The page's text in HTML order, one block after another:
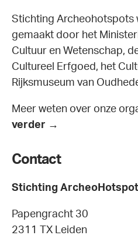
Stichting Archeohotspots
gemaakt door het
Cultuur en Wetenschap,
Cultureel Erfgoed, het
Rijksmuseum van
Meer weten over onze
verder →
Contact
Stichting
Papengracht 30
2311 TX Leiden